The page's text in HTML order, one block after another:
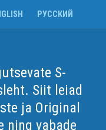
РУССКИЙ
S-
Siit leiad
ja Original
ning vabade